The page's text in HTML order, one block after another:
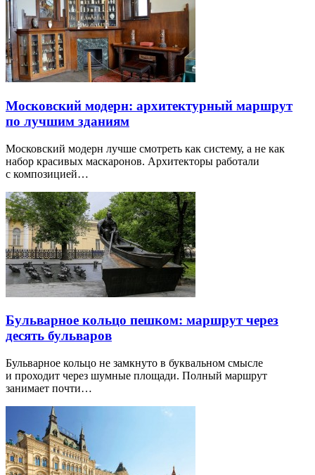
Московский модерн: архитектурный маршрут
по лучшим зданиям
Московский модерн лучше смотреть как систему, а не как
набор красивых маскаронов. Архитекторы работали
с композицией…
Бульварное кольцо пешком: маршрут через
десять бульваров
Бульварное кольцо не замкнуто в буквальном смысле
и проходит через шумные площади. Полный маршрут
занимает почти…